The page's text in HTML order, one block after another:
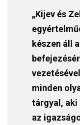
„Kijev és
készen áll
minden
tárgyal, aki
az